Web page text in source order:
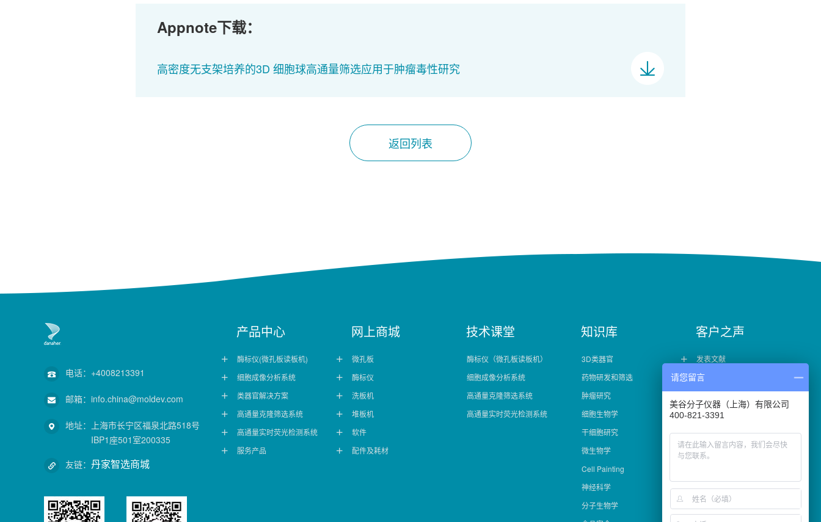
Appnote下载：
高密度无支架培养的3D 细胞球高通量筛选应用于肿瘤毒性研究
返回列表
电话： +4008213391
邮箱： info.china@moldev.com
地址：
上海市长宁区福泉北路518号
IBP1座501室200335
友链： 丹家智选商城
产品中心
 酶标仪(微孔板读板机)
 细胞成像分析系统
 类器官解决方案
 高通量克隆筛选系统
 高通量实时荧光检测系统
 服务产品
网上商城
 微孔板
 酶标仪
 洗板机
 堆板机
 软件
 配件及耗材
技术课堂
酶标仪（微孔板读板机）
细胞成像分析系统
高通量克隆筛选系统
高通量实时荧光检测系统
知识库
3D类器官
药物研发和筛选
肿瘤研究
细胞生物学
干细胞研究
微生物学
Cell Painting
神经科学
分子生物学
客户之声
 发表文献
 客户案例
请您留言
美谷分子仪器（上海）有限公司
400-821-3391